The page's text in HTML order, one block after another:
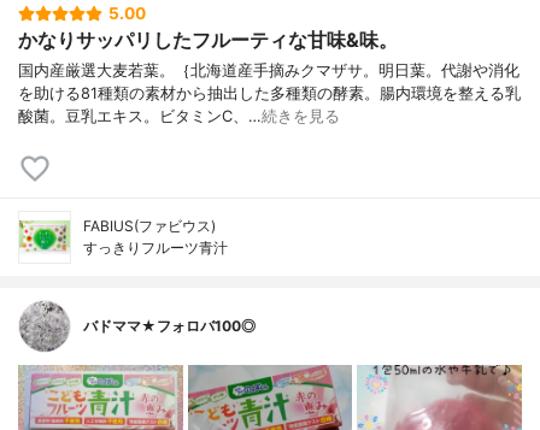
5.00
かなりサッパリしたフルーティな甘味&味。
国内産厳選大麦若葉。｛北海道産手摘みクマザサ。明日葉。代謝や消化
を助ける81種類の素材から抽出した多種類の酵素。腸内環境を整える乳
酸菌。豆乳エキス。ビタミンC、…続きを見る
FABIUS(ファビウス)
すっきりフルーツ青汁
バドママ★フォロバ100◎